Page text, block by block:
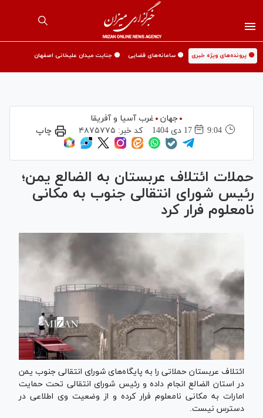
🟡 پرونده‌های ویژه خبری 🟡 سامانه‌های قضایی 🟡 جنایت میدان علیخانی اصفهان
جهان
غرب آسیا و آفریقا
9:04
17 دی 1404 کد خبر: ۴۸۷۵۷۷۵ چاپ
حملات ائتلاف عربستان به الضالع یمن؛
رئیس شورای انتقالی جنوب به مکانی
نامعلوم فرار کرد
ائتلاف عربستان حملاتی را به پایگاه‌های شورای انتقالی جنوب یمن
در استان الضالع انجام داده و رئیس شورای انتقالی تحت حمایت
امارات به مکانی نامعلوم فرار کرده و از وضعیت وی اطلاعی در
دسترس نیست.